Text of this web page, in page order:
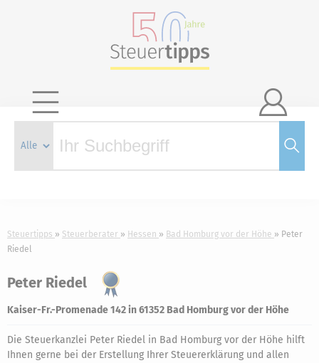

Steuertipps Steuerberater Hessen Bad Homburg vor der Höhe
Peter
Riedel
Peter Riedel
Kaiser-Fr.-Promenade 142 in 61352 Bad Homburg vor der Höhe
Die Steuerkanzlei Peter Riedel in Bad Homburg vor der Höhe hilft
Ihnen gerne bei der Erstellung Ihrer Steuererklärung und allen